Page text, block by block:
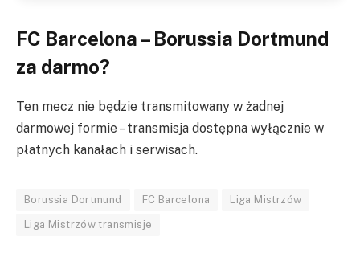
FC Barcelona – Borussia Dortmund
za darmo?
Ten mecz nie będzie transmitowany w żadnej
darmowej formie – transmisja dostępna wyłącznie w
płatnych kanałach i serwisach.
Borussia Dortmund FC Barcelona Liga Mistrzów
Liga Mistrzów transmisje